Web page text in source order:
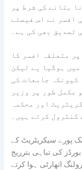
بتانے کی شرط پر
افسر نے اس فیصلے
تصدیق بھی کی ہے۔
متعلقہ افسر کا
ہوگیا یے لیکن
کیونکہ جامعات کی
مکمل طور پر وزیر
اور محکمہ
کنٹرول کرتے ہیں۔
پورے سیکریٹریٹ کے
کی تباہی بترریج
اتھارٹی ہوا کرتے